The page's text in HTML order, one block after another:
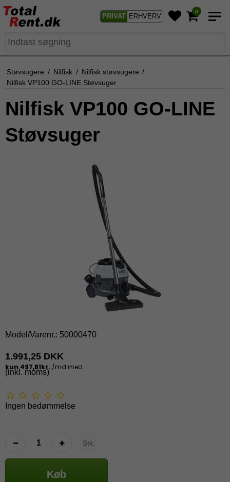
PRIVAT ERHVERV
0
Støvsugere / Nilfisk / Nilfisk støvsugere /
Nilfisk VP100 GO-LINE Støvsuger
Nilfisk VP100 GO-LINE
Støvsuger
Model/Varenr.: 50000470
1.991,25 DKK
(inkl. moms)
Ingen bedømmelse
Stk.
Køb